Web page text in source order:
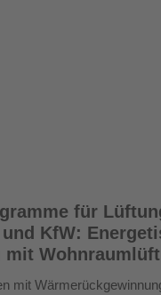
für
KfW:
mit
mit